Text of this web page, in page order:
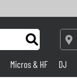
Micros & HF DJ